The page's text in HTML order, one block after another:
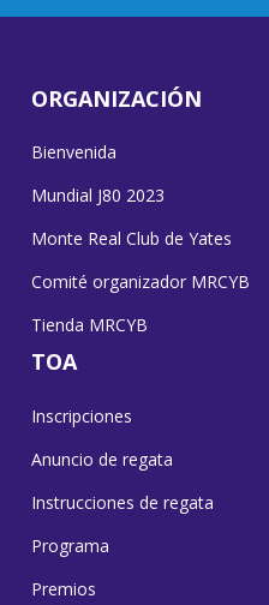
ORGANIZACIÓN
Bienvenida
Mundial J80 2023
Monte Real Club de Yates
Comité organizador MRCYB
Tienda MRCYB
TOA
Inscripciones
Anuncio de regata
Instrucciones de regata
Programa
Premios